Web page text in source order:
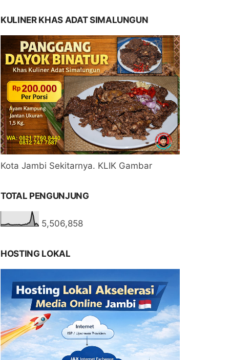
KULINER KHAS ADAT SIMALUNGUN
Kota Jambi Sekitarnya. KLIK Gambar
TOTAL PENGUNJUNG
5,506,858
HOSTING LOKAL